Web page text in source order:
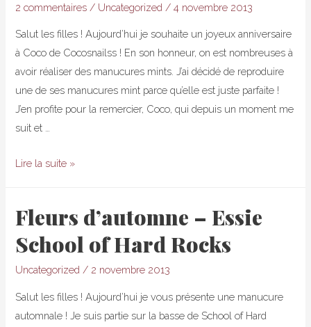
Sweater
!
2 commentaires / Uncategorized /4 novembre 2013
Salut les filles ! Aujourd’hui je souhaite un joyeux anniversaire
à Coco de Cocosnailss ! En son honneur, on est nombreuses à
avoir réaliser des manucures mints. J’ai décidé de reproduire
une de ses manucures mint parce qu’elle est juste parfaite !
J’en profite pour la remercier, Coco, qui depuis un moment me
suit et …
Happy
Lire la suite »
Fleurs d’automne – Essie
School of Hard Rocks
Uncategorized / 2 novembre 2013
Salut les filles ! Aujourd’hui je vous présente une manucure
automnale ! Je suis partie sur la basse de School of Hard